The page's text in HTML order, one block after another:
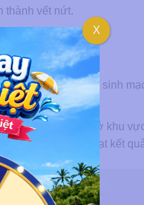
thành vết nứt.
nhẹ kèm có tăng sinh
cực.
cấu trúc collagen ở khu
thời gian hơn để đạt kết
X